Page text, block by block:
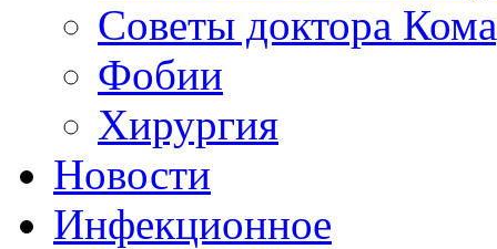
Советы доктора
Фобии
Хирургия
Новости
Инфекционное